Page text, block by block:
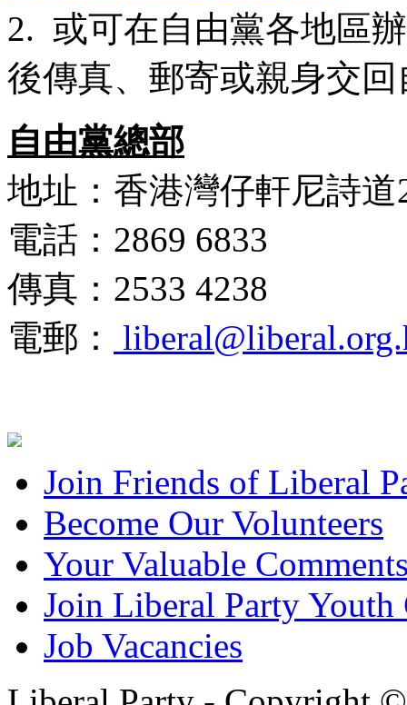
2. 或可在自由黨各地區
後傳真、郵寄或親身交
自由黨總部
地址：香港灣仔軒尼詩
電話：2869 6833
傳真：2533 4238
電郵：
Join Friends of Liberal
Become Our Volunteers
Your Valuable
Join Liberal Party Youth
Job Vacancies